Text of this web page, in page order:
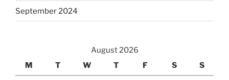
September 2024
August 2026
M
T W T F S S